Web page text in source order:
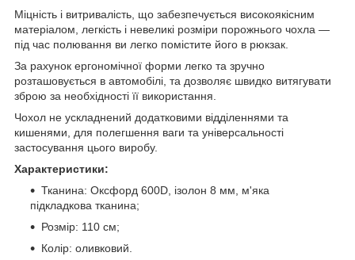
Міцність і витривалість, що забезпечується високоякісним
матеріалом, легкість і невеликі розміри порожнього чохла —
під час полювання ви легко помістите його в рюкзак.
За рахунок ергономічної форми легко та зручно
розташовується в автомобілі, та дозволяє швидко витягувати
зброю за необхідності її використання.
Чохол не ускладнений додатковими відділеннями та
кишенями, для полегшення ваги та універсальності
застосування цього виробу.
Характеристики:
Тканина: Оксфорд 600D, ізолон 8 мм, м'яка
підкладкова тканина;
Розмір: 110 см;
Колір: оливковий.